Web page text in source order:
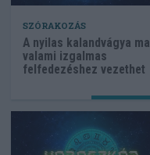
SZÓRAKOZÁS
A nyilas kalandvágya ma
valami izgalmas
felfedezéshez vezethet